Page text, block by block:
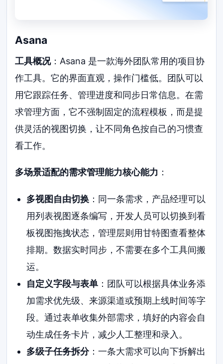
Asana
工具概况：Asana 是一款海外团队常用的项目协
作工具。它的界面直观，操作门槛低。团队可以
用它跟踪任务、管理进度和同步日常信息。在需
求管理方面，它不强制固定的流程模板，而是提
供灵活的视图切换，让不同角色按自己的习惯查
看工作。
多场景适配的需求管理能力核心能力 ：
多视图自由切换：同一条需求，产品经理可以
用列表视图逐条编写，开发人员可以切换到看
板视图拖拽状态，管理层则用甘特图查看整体
排期。数据实时同步，不需要在多个工具间搬
运。
自定义字段与表单：团队可以根据具体业务添
加需求优先级、来源渠道或预期上线时间等字
段。通过表单收集外部需求，填好的内容会自
动生成任务卡片，减少人工整理和录入。
多级子任务拆分：一条大需求可以向下拆解出